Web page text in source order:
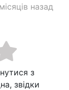
назад
з
звідки